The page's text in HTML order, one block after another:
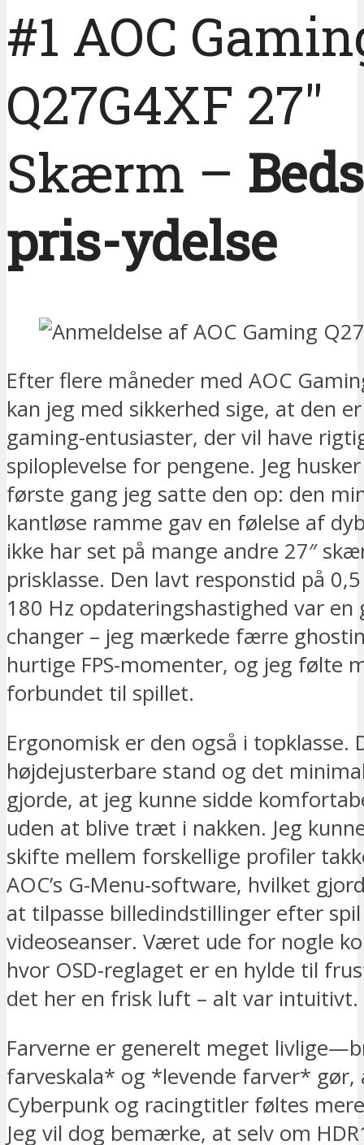
#1 AOC
Q27G4XF 27″
Skærm –
pris-ydelse
Efter flere måneder med AOC
kan jeg med sikkerhed sige, at den
gaming-entusiaster, der vil have
spiloplevelse for pengene. Jeg
første gang jeg satte den op: den
kantløse ramme gav en følelse af
ikke har set på mange andre 27″
prisklasse. Den lavt responstid på
180 Hz opdateringshastighed var en
changer – jeg mærkede færre
hurtige FPS-momenter, og jeg følte
forbundet til spillet.
Ergonomisk er den også i topklasse.
højdejusterbare stand og det
gjorde, at jeg kunne sidde
uden at blive træt i nakken. Jeg
skifte mellem forskellige profiler
AOC’s G-Menu-software, hvilket
at tilpasse billedindstillinger efter
videoseanser. Været ude for nogle
hvor OSD-reglaget er en hylde til
det her en frisk luft – alt var intuitivt.
Farverne er generelt meget
farveskala* og *levende farver* gør,
Cyberpunk og racingtitler føltes
Jeg vil dog bemærke, at selv om